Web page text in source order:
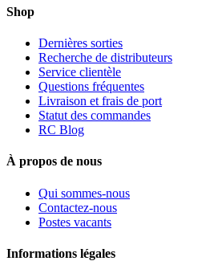
Shop
Dernières sorties
Recherche de distributeurs
Service clientèle
Questions fréquentes
Livraison et frais de port
Statut des commandes
RC Blog
À propos de nous
Qui sommes-nous
Contactez-nous
Postes vacants
Informations légales